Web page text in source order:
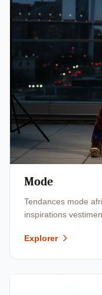
Mode
Tendances mode
inspirations
Explorer